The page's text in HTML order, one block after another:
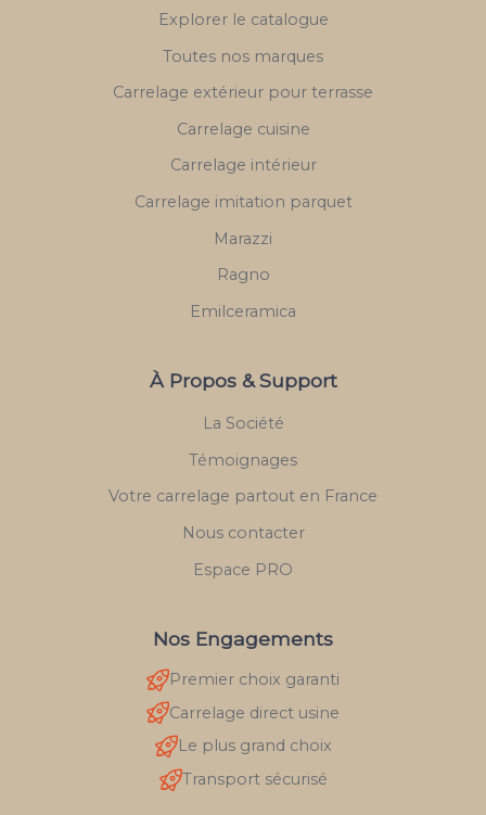
Explorer le catalogue
Toutes nos marques
Carrelage extérieur pour terrasse
Carrelage cuisine
Carrelage intérieur
Carrelage imitation parquet
Marazzi
Ragno
Emilceramica
À Propos & Support
La Société
Témoignages
Votre carrelage partout en France
Nous contacter
Espace PRO
Nos Engagements
Premier choix garanti
Carrelage direct usine
Le plus grand choix
Transport sécurisé